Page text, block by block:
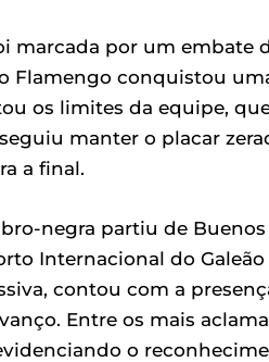
marcada por um embate
Flamengo conquistou
os limites da equipe,
manter o placar
a final.
negra partiu de Buenos
Internacional do
contou com a
Entre os mais
o